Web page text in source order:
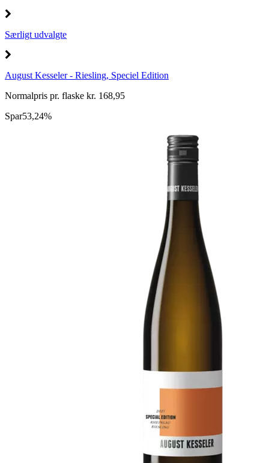
Særligt udvalgte
August Kesseler - Riesling, Speciel Edition
Normalpris pr. flaske kr. 168,95
Spar53,24%